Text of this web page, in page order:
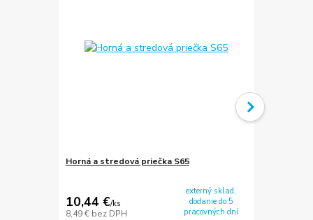
Horná a stredová priečka S65
10,44 €/ks
8,49 € bez DPH
externý sklad,
dodanie do 5
pracovných dní